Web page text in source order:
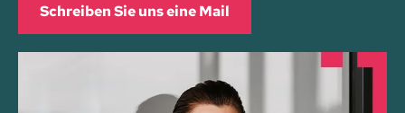
Schreiben Sie uns eine Mail